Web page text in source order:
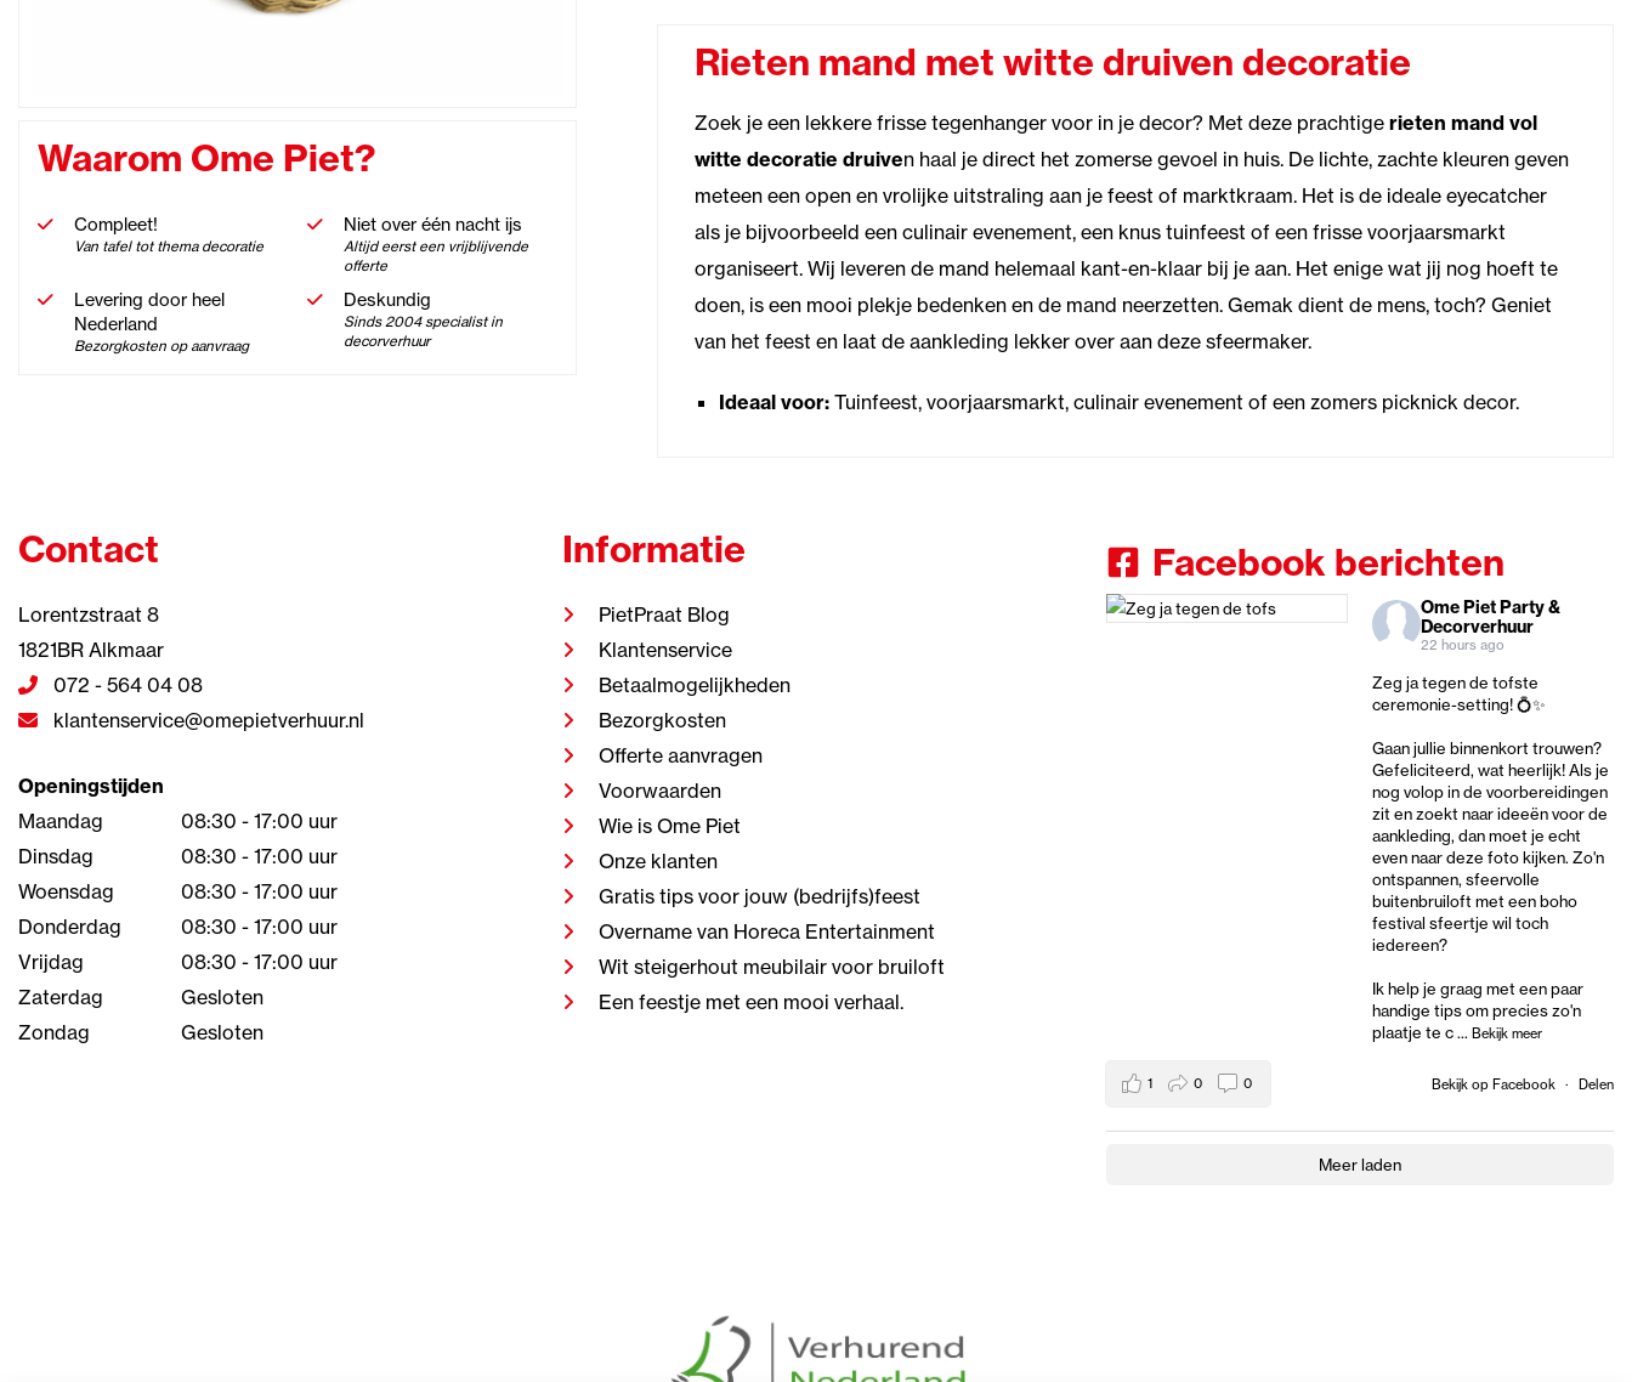
Waarom Ome Piet?
Compleet!
Van tafel tot thema decoratie
Niet over één nacht ijs
Altijd eerst een vrijblijvende
offerte
Levering door heel
Nederland
Bezorgkosten op aanvraag
Deskundig
Sinds 2004 specialist in
decorverhuur
Rieten mand met witte druiven decoratie
Zoek je een lekkere frisse tegenhanger voor in je decor? Met deze prachtige rieten mand vol
witte decoratie druiven haal je direct het zomerse gevoel in huis. De lichte, zachte kleuren geven
meteen een open en vrolijke uitstraling aan je feest of marktkraam. Het is de ideale eyecatcher
als je bijvoorbeeld een culinair evenement, een knus tuinfeest of een frisse voorjaarsmarkt
organiseert. Wij leveren de mand helemaal kant-en-klaar bij je aan. Het enige wat jij nog hoeft te
doen, is een mooi plekje bedenken en de mand neerzetten. Gemak dient de mens, toch? Geniet
van het feest en laat de aankleding lekker over aan deze sfeermaker.
Ideaal voor:Tuinfeest, voorjaarsmarkt, culinair evenement of een zomers picknick decor.
Contact
Lorentzstraat 8
1821BR Alkmaar
072 - 564 04 08
klantenservice@omepietverhuur.nl
Openingstijden
Maandag
08:30 - 17:00 uur
Dinsdag
08:30 - 17:00 uur
Woensdag
08:30 - 17:00 uur
Donderdag
08:30 - 17:00 uur
Vrijdag
08:30 - 17:00 uur
Zaterdag
Gesloten
Zondag
Gesloten
Informatie
PietPraat Blog
Klantenservice
Betaalmogelijkheden
Bezorgkosten
Offerte aanvragen
Voorwaarden
Wie is Ome Piet
Onze klanten
Gratis tips voor jouw (bedrijfs)feest
Overname van Horeca Entertainment
Wit steigerhout meubilair voor bruiloft
Een feestje met een mooi verhaal.
Facebook berichten
Ome Piet Party &
Decorverhuur
22 hours ago
Zeg ja tegen de tofste
ceremonie-setting! 💍✨
Gaan jullie binnenkort trouwen?
Gefeliciteerd, wat heerlijk! Als je
nog volop in de voorbereidingen
zit en zoekt naar ideeën voor de
aankleding, dan moet je echt
even naar deze foto kijken. Zo'n
ontspannen, sfeervolle
buitenbruiloft met een boho
festival sfeertje wil toch
iedereen?
Ik help je graag met een paar
handige tips om precies zo'n
plaatje te c... Bekijk meer
Bekijk op Facebook · Delen
1 0 0
Meer laden